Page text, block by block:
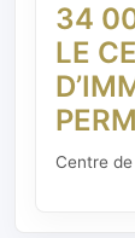
34
LE
Centre